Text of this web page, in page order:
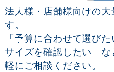
法人様・店舗様向けの
す。
「予算に合わせて選び
サイズを確認したい」
軽にご相談ください。